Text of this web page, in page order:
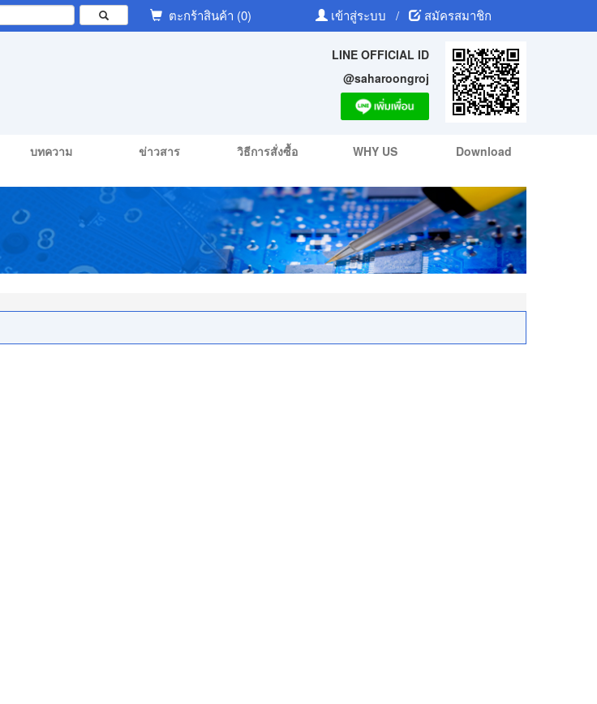
ตะกร้าสินค้า (0) เข้าสู่ระบบ / สมัครสมาชิก
LINE OFFICIAL ID
@saharoongroj
บทความ ข่าวสาร วิธีการสั่งซื้อ WHY US Download